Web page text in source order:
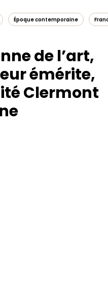
Époque contemporaine
de l’art,
émérite,
Clermont